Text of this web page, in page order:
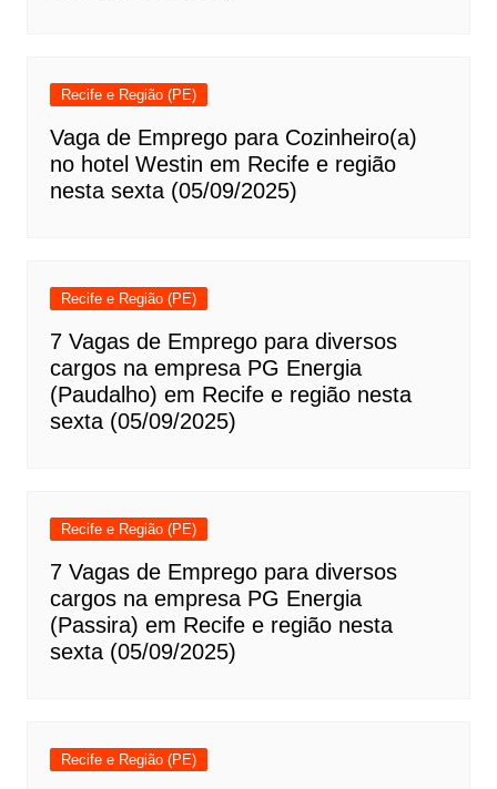
Recife e Região (PE)
Vaga de Emprego para Cozinheiro(a)
no hotel Westin em Recife e região
nesta sexta (05/09/2025)
Recife e Região (PE)
7 Vagas de Emprego para diversos
cargos na empresa PG Energia
(Paudalho) em Recife e região nesta
sexta (05/09/2025)
Recife e Região (PE)
7 Vagas de Emprego para diversos
cargos na empresa PG Energia
(Passira) em Recife e região nesta
sexta (05/09/2025)
Recife e Região (PE)